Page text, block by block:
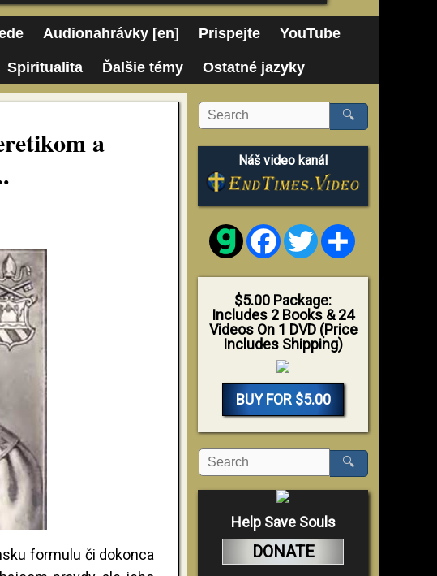
Audionahrávky [en] Prispejte YouTube
Spiritualita Ďalšie témy Ostatné jazyky
a
formulu či dokonca
🔍
Náš video kanál
FacebookTwitter
$5.00 Package:
Includes 2 Books & 24
Videos On 1 DVD (Price
Includes Shipping)
BUY FOR $5.00
🔍
Help Save Souls
DONATE